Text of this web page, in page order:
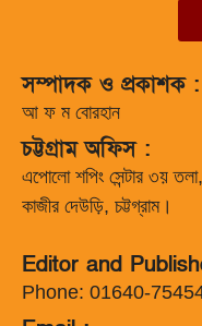
সম্পাদক ও প্রকাশক :
আ ফ ম বোরহান
চট্টগ্রাম অফিস :
এপোলো শপিং সেন্টার ৩য় তলা,
কাজীর দেউড়ি, চট্টগ্রাম।
Editor and
Phone: 01640-